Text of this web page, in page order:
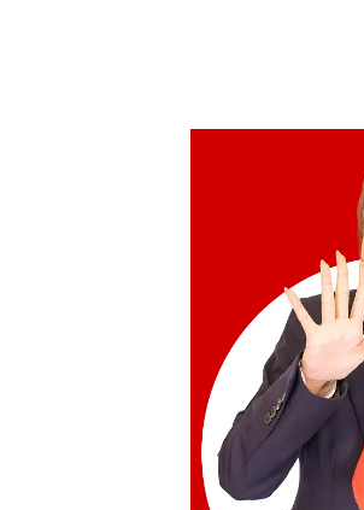
Audemars Piguet
收購參考價格
NTD 1,436,812
收購日期: 2026年6